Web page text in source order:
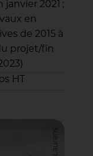
2021 ;
en
de 2015 à
projet/fin
HT